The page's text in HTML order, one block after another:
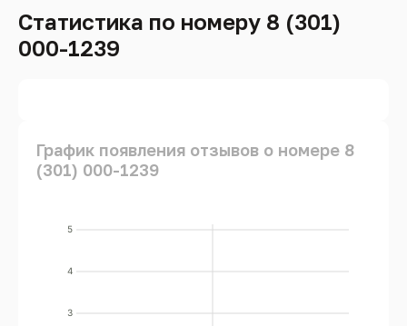
Статистика по номеру 8 (301)
000-1239
График появления отзывов о номере 8
(301) 000-1239
3
4
5